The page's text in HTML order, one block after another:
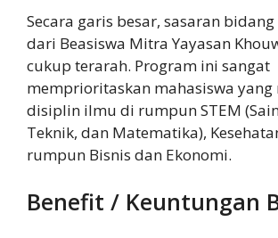
Secara garis besar, sasaran
dari Beasiswa Mitra Yayasan
cukup terarah. Program ini sangat
memprioritaskan mahasiswa
disiplin ilmu di rumpun STEM
Teknik, dan Matematika),
rumpun Bisnis dan Ekonomi.
Benefit / Keuntungan